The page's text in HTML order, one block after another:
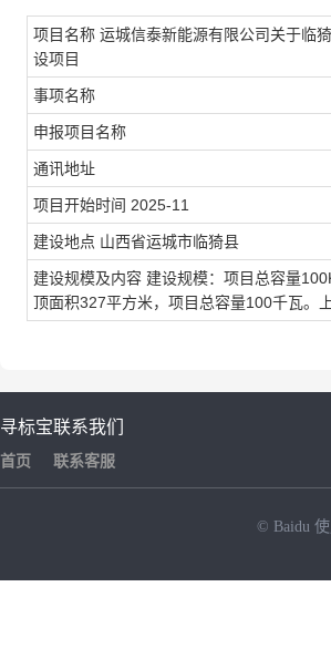
项目名称 运城信泰新能源有限公司关于临
设项目
事项名称
申报项目名称
通讯地址
项目开始时间 2025-11
建设地点 山西省运城市临猗县
建设规模及内容 建设规模：项目总容量
顶面积327平方米，项目总容量100千瓦。
寻标宝
首页
联系我们
联系客服
© Baidu